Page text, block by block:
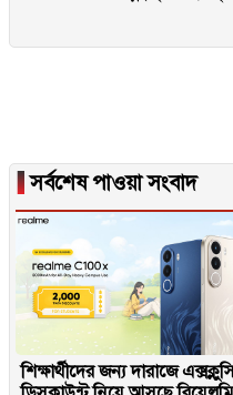
▐সর্বশেষ পাওয়া সংবাদ
শিক্ষার্থীদের জন্য দারাজে